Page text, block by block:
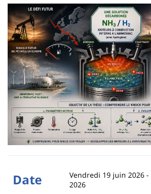
Contenu
de
la
page
principale
Date Vendredi 19 juin 2026 -
2026